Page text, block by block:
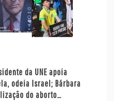
da UNE apoia
odeia Israel; Bárbara
do aborto…